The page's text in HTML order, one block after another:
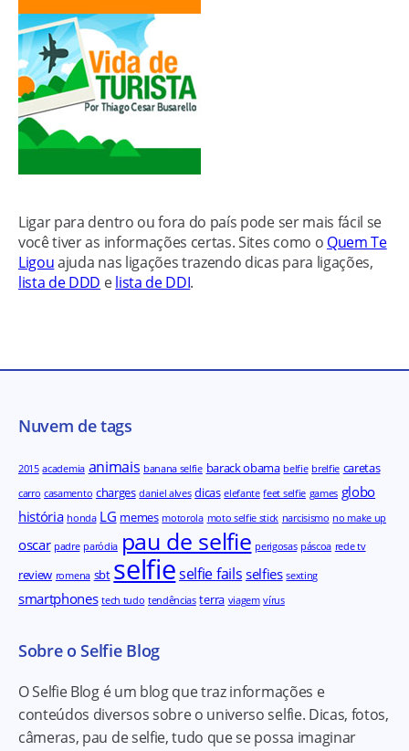
Ligar para dentro ou fora do país pode ser mais fácil se
você tiver as informações certas. Sites como o Quem Te
Ligouajuda nas ligações trazendo dicas para ligações,
lista de DDD elista de DDI.
Nuvem de tags
2015 academia animais banana selfie barack obama belfie brelfie caretas
carro casamento charges daniel alves dicas elefante feet selfie games globo
história honda LG memes motorola moto selfie stick narcisismo no make up
oscar padre paródia pau de selfie perigosas páscoa rede tv
review romena sbt selfieselfie fails selfies sexting
smartphones tech tudo tendências terra viagem vírus
Sobre o Selfie Blog
O Selfie Blog é um blog que traz informações e
conteúdos diversos sobre o universo selfie. Dicas, fotos,
câmeras, pau de selfie, tudo que se possa imaginar